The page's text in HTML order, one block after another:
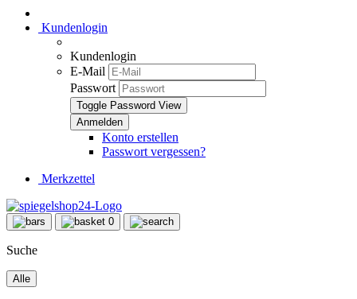
Kundenlogin
Kundenlogin
E-Mail
Passwort
Toggle Password View
Konto erstellen
Passwort vergessen?
Merkzettel
0
Suche
Alle